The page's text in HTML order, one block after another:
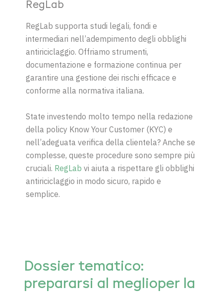
RegLab
RegLab supporta studi legali, fondi e
intermediari nell’adempimento degli obblighi
antiriciclaggio. Offriamo strumenti,
documentazione e formazione continua per
garantire una gestione dei rischi efficace e
conforme alla normativa italiana.
State investendo molto tempo nella redazione
della policy Know Your Customer (KYC) e
nell’adeguata verifica della clientela? Anche se
complesse, queste procedure sono sempre più
cruciali. RegLab vi aiuta a rispettare gli obblighi
antiriciclaggio in modo sicuro, rapido e
semplice.
Dossier tematico:
prepararsi al meglioper la